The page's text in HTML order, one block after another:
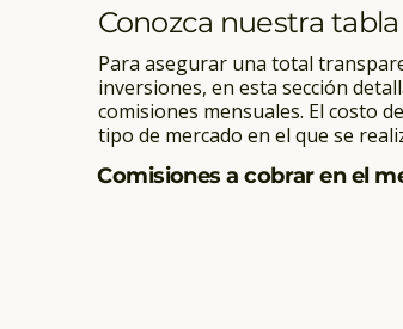
Conozca nuestra
Para asegurar una total
inversiones, en esta sección
comisiones mensuales. El costo
tipo de mercado en el que se
Comisiones a cobrar en el